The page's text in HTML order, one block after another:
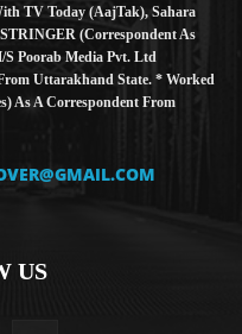
TV Today (AajTak), Sahara
(Correspondent As
S Poorab Media Pvt. Ltd
Uttarakhand State. * Worked
As A Correspondent From
US